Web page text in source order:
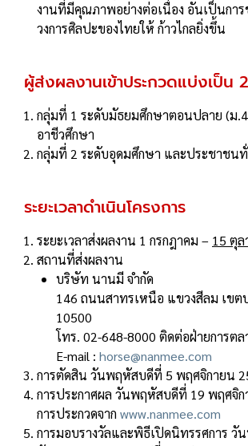
งานที่มีคุณภาพอย่างต่อเนื่อง อันเป็นการ
วงการศิลปะของไทยให้ ก้าวไกลยิ่งขึ้น
ผู้ส่งผลงานเข้าประกวดแบ่งเป็น
กลุ่มที่ 1 ระดับมัธยมศึกษาตอนปลาย (ม
อาชีวศึกษา
กลุ่มที่ 2 ระดับอุดมศึกษา และประชาชน
ระยะเวลาดำเนินโครงการ
ระยะเวลาส่งผลงาน 1 กรกฎาคม – 15 ตุล
สถานที่ส่งผลงาน
บริษัท นานมี จํากัด
146 ถนนสาทรเหนือ แขวงสีลม เขต
10500
โทร. 02-648-8000 ติดต่อฝ่ายการตล
E-mail : horse@nanmee.com
การตัดสิน วันพฤหัสบดีที่ 5 พฤศจิกายน
การประกาศผล วันพฤหัสบดีที่ 19 พฤศจิก
การประกวดจาก www.nanmee.com
การมอบรางวัลและพิธีเปิดนิทรรศการ วั